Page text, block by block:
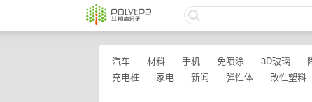
汽车 材料 手机 免喷涂 3D玻璃
充电桩
家电 新闻 弹性体 改性塑料